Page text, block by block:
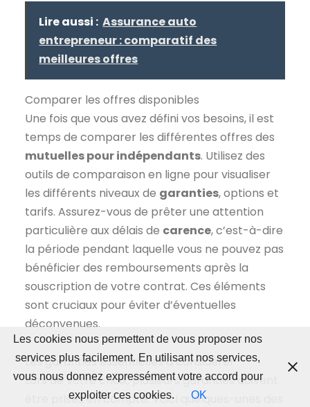
Lire aussi : Assurance auto
entrepreneur : comparatif des
meilleures offres
Comparer les offres disponibles
Une fois que vous avez défini vos besoins, il est
temps de comparer les différentes offres des
mutuelles pour indépendants. Utilisez des
outils de comparaison en ligne pour visualiser
les différents niveaux de garanties, options et
tarifs. Assurez-vous de prêter une attention
particulière aux délais de carence, c’est-à-dire
la période pendant laquelle vous ne pouvez pas
bénéficier des remboursements après la
souscription de votre contrat. Ces éléments
sont cruciaux pour éviter d’éventuelles
déconvenues.
Les garanties essentielles à considérer
Lors de votre choix, plusieurs garanties doivent
être prises en compte. Voici quelques-unes des
Les cookies nous permettent de vous proposer nos
services plus facilement. En utilisant nos services,
vous nous donnez expressément votre accord pour
exploiter ces cookies.
OK